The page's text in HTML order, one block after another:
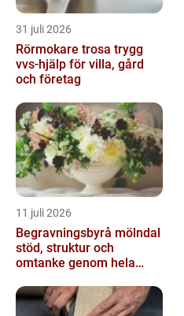
31 juli 2026
Rörmokare trosa trygg
vvs-hjälp för villa, gård
och företag
11 juli 2026
Begravningsbyrå mölndal
stöd, struktur och
omtanke genom hela